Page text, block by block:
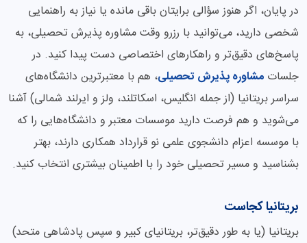
در پایان، اگر هنوز سؤالی برایتان باقی مانده یا نیاز به راهنمایی
شخصی دارید، می‌توانید با رزرو وقت مشاوره پذیرش تحصیلی، به
پاسخ‌های دقیق‌تر و راهکارهای اختصاصی دست پیدا کنید. در
جلسات مشاوره پذیرش تحصیلی، هم با معتبرترین دانشگاه‌های
سراسر بریتانیا (از جمله انگلیس، اسکاتلند، ولز و ایرلند شمالی) آشنا
می‌شوید و هم فرصت دارید موسسات معتبر و دانشگاه‌هایی را که
با موسسه اعزام دانشجوی علمی نو قرارداد همکاری دارند، بهتر
بشناسید و مسیر تحصیلی خود را با اطمینان بیشتری انتخاب کنید.
بریتانیا کجاست
بریتانیا (یا به طور دقیق‌تر، بریتانیای کبیر و سپس پادشاهی متحد)